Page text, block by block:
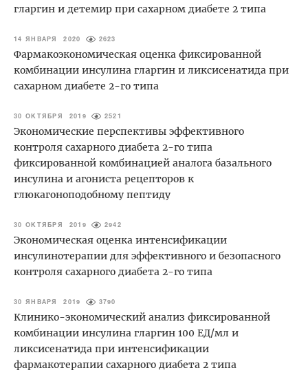
гларгин и детемир при сахарном диабете 2 типа
14 ЯНВАРЯ 2020 2623
Фармакоэкономическая оценка фиксированной
комбинации инсулина гларгин и ликсисенатида при
сахарном диабете 2-го типа
30 ОКТЯБРЯ 2019 2521
Экономические перспективы эффективного
контроля сахарного диабета 2-го типа
фиксированной комбинацией аналога базального
инсулина и агониста рецепторов к
глюкагоноподобному пептиду
30 ОКТЯБРЯ 2019 2942
Экономическая оценка интенсификации
инсулинотерапии для эффективного и безопасного
контроля сахарного диабета 2-го типа
30 ЯНВАРЯ 2019 3790
Клинико-экономический анализ фиксированной
комбинации инсулина гларгин 100 ЕД/мл и
ликсисенатида при интенсификации
фармакотерапии сахарного диабета 2 типа